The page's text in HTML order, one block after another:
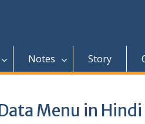
Notes Story
Menu in Hindi